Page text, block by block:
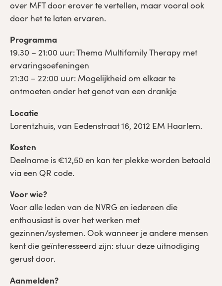
over MFT door erover te vertellen, maar vooral ook
door het te laten ervaren.
Programma
19.30 – 21:00 uur: Thema Multifamily Therapy met
ervaringsoefeningen
21:30 – 22:00 uur: Mogelijkheid om elkaar te
ontmoeten onder het genot van een drankje
Locatie
Lorentzhuis, van Eedenstraat 16, 2012 EM Haarlem.
Kosten
Deelname is €12,50 en kan ter plekke worden betaald
via een QR code.
Voor wie?
Voor alle leden van de NVRG en iedereen die
enthousiast is over het werken met
gezinnen/systemen. Ook wanneer je andere mensen
kent die geïnteresseerd zijn: stuur deze uitnodiging
gerust door.
Aanmelden?